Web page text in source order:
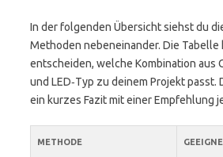
In der folgenden Übersicht siehst du
Methoden nebeneinander. Die
entscheiden, welche Kombination aus
und LED‑Typ zu deinem Projekt passt.
ein kurzes Fazit mit einer Empfehlung
METHODE